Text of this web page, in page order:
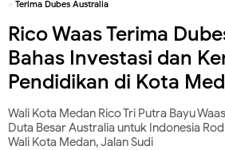
» Terima Dubes Australia
Rico Waas Terima
Bahas Investasi dan
Pendidikan di Kota
Wali Kota Medan Rico Tri Putra Bayu
Duta Besar Australia untuk Indonesia
Wali Kota Medan, Jalan Sudi